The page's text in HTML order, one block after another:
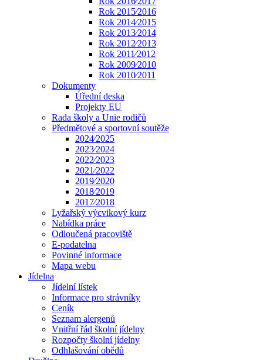
Rok 2015⁄2016
Rok 2014⁄2015
Rok 2013⁄2014
Rok 2012⁄2013
Rok 2011⁄2012
Rok 2009⁄2010
Rok 2010⁄2011
Dokumenty
Úřední deska
Projekty EU
Rada školy a Unie rodičů
Předmětové a sportovní soutěže
2024⁄2025
2023⁄2024
2022⁄2023
2021⁄2022
2019⁄2020
2018⁄2019
2017⁄2018
Lyžařský výcvikový kurz
Nabídka práce
Odloučená pracoviště
E-podatelna
Povinné informace
Mapa webu
Jídelna
Jídelní lístek
Informace pro strávníky
Ceník
Seznam alergenů
Vnitřní řád školní jídelny
Rozpočty školní jídelny
Odhlašování obědů